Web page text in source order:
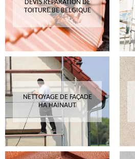
DEVIS RÉPARATION DE
TOITURE BE BELGIQUE
NETTOYAGE DE FAÇADE
HA HAINAUT